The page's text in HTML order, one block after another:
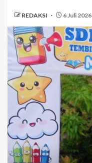
REDAKSI 6 Juli 2026